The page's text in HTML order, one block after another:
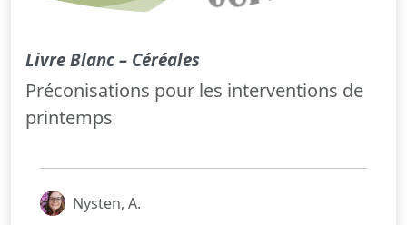
Livre Blanc – Céréales
Préconisations pour les interventions de
printemps
Nysten, A.